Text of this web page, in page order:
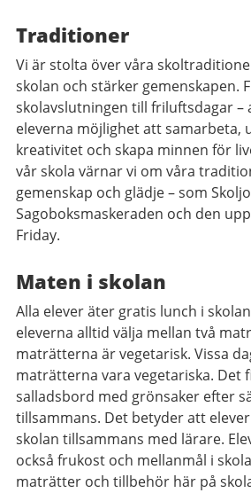
Traditioner
Vi är stolta över våra
skolan och stärker gemenskapen.
skolavslutningen till friluftsdagar –
eleverna möjlighet att samarbeta,
kreativitet och skapa minnen för
vår skola värnar vi om våra
gemenskap och glädje – som
Sagoboksmaskeraden och den
Friday.
Maten i skolan
Alla elever äter gratis lunch i
eleverna alltid välja mellan två
maträtterna är vegetarisk. Vissa
maträtterna vara vegetariska. Det
salladsbord med grönsaker efter
tillsammans. Det betyder att
skolan tillsammans med lärare.
också frukost och mellanmål i
maträtter och tillbehör här på